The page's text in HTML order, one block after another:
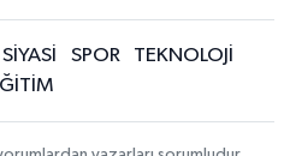
SİYASİ SPOR
TEKNOLOJİ